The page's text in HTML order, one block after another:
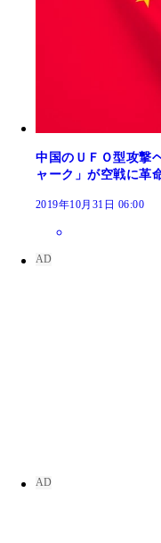
中国のＵＦＯ型攻撃
ャーク」が空戦に革
2019年10月31日 06:00